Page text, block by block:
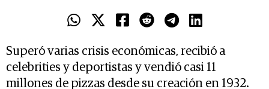
Superó varias crisis económicas, recibió a
celebrities y deportistas y vendió casi 11
millones de pizzas desde su creación en 1932.